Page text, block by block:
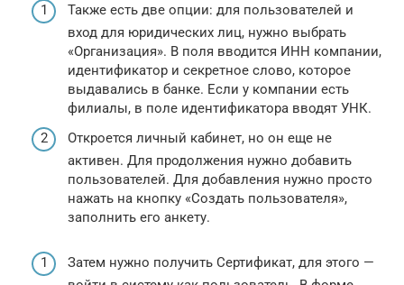
Также есть две опции: для пользователей и
вход для юридических лиц, нужно выбрать
«Организация». В поля вводится ИНН компании,
идентификатор и секретное слово, которое
выдавались в банке. Если у компании есть
филиалы, в поле идентификатора вводят УНК.
Откроется личный кабинет, но он еще не
активен. Для продолжения нужно добавить
пользователей. Для добавления нужно просто
нажать на кнопку «Создать пользователя»,
заполнить его анкету.
Затем нужно получить Сертификат, для этого —